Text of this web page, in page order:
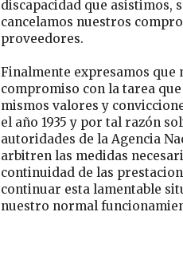
discapacidad que asistimos,
cancelamos nuestros
proveedores.
Finalmente expresamos que
compromiso con la tarea
mismos valores y
el año 1935 y por tal razón
autoridades de la Agencia
arbitren las medidas
continuidad de las
continuar esta lamentable
nuestro normal